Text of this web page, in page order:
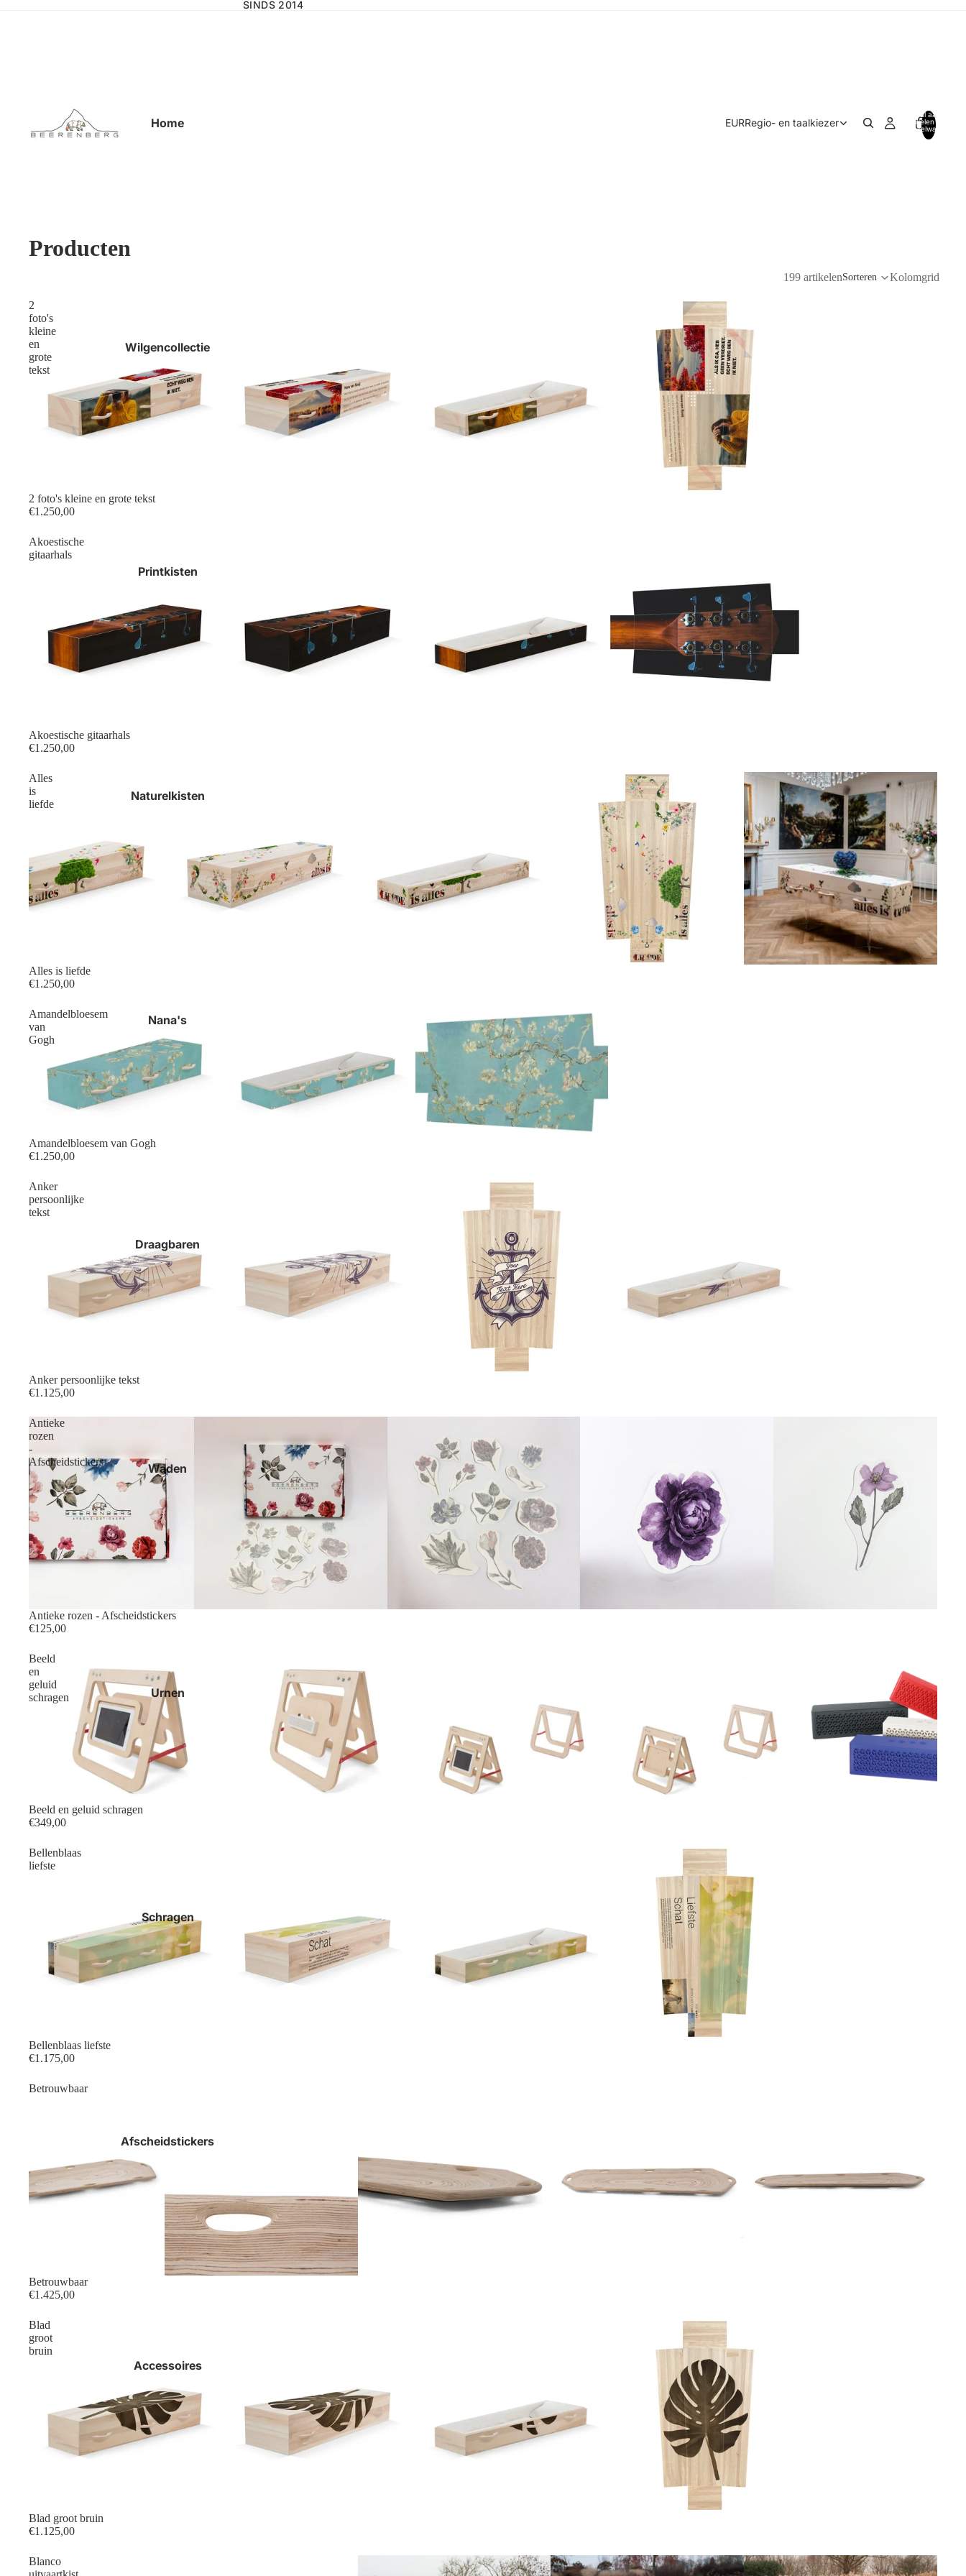
SINDS 2014
Home
Wilgencollectie
Printkisten
Naturelkisten
Nana's
Draagbaren
Waden
Urnen
Schragen
Afscheidstickers
Accessoires
EURRegio- en taalkiezer
Totaal aantal
artikelen in
winkelwagen:
Producten
199 artikelenSorteren Kolomgrid
2
foto's
kleine
en
grote
tekst
2 foto's kleine en grote tekst
€1.250,00
Akoestische
gitaarhals
Akoestische gitaarhals
€1.250,00
Alles
is
liefde
Alles is liefde
€1.250,00
Amandelbloesem
van
Gogh
Amandelbloesem van Gogh
€1.250,00
Anker
persoonlijke
tekst
Anker persoonlijke tekst
€1.125,00
Antieke
rozen
-
Afscheidstickers
Antieke rozen - Afscheidstickers
€125,00
Beeld
en
geluid
schragen
Beeld en geluid schragen
€349,00
Bellenblaas
liefste
Bellenblaas liefste
€1.175,00
Betrouwbaar
Betrouwbaar
€1.425,00
Blad
groot
bruin
Blad groot bruin
€1.125,00
Blanco